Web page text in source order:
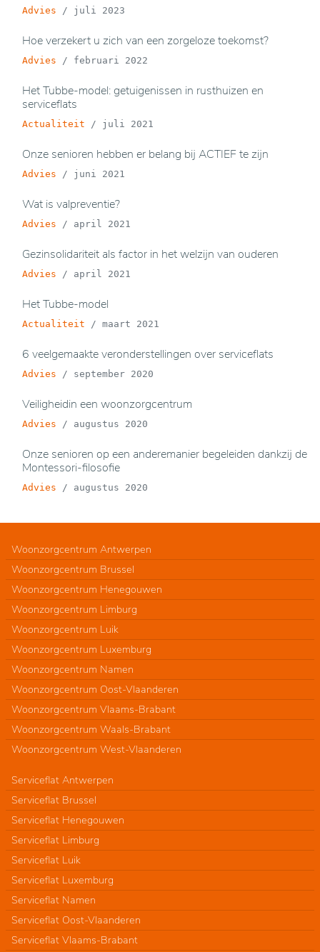
Advies / juli 2023
Hoe verzekert u zich van een zorgeloze toekomst?
Advies / februari 2022
Het Tubbe-model: getuigenissen in rusthuizen en
serviceflats
Actualiteit / juli 2021
Onze senioren hebben er belang bij ACTIEF te zijn
Advies / juni 2021
Wat is valpreventie?
Advies / april 2021
Gezinsolidariteit als factor in het welzijn van ouderen
Advies / april 2021
Het Tubbe-model
Actualiteit / maart 2021
6 veelgemaakte veronderstellingen over serviceflats
Advies / september 2020
Veiligheidin een woonzorgcentrum
Advies / augustus 2020
Onze senioren op een anderemanier begeleiden dankzij de
Montessori-filosofie
Advies / augustus 2020
Woonzorgcentrum Antwerpen
Woonzorgcentrum Brussel
Woonzorgcentrum Henegouwen
Woonzorgcentrum Limburg
Woonzorgcentrum Luik
Woonzorgcentrum Luxemburg
Woonzorgcentrum Namen
Woonzorgcentrum Oost-Vlaanderen
Woonzorgcentrum Vlaams-Brabant
Woonzorgcentrum Waals-Brabant
Woonzorgcentrum West-Vlaanderen
Serviceflat Antwerpen
Serviceflat Brussel
Serviceflat Henegouwen
Serviceflat Limburg
Serviceflat Luik
Serviceflat Luxemburg
Serviceflat Namen
Serviceflat Oost-Vlaanderen
Serviceflat Vlaams-Brabant